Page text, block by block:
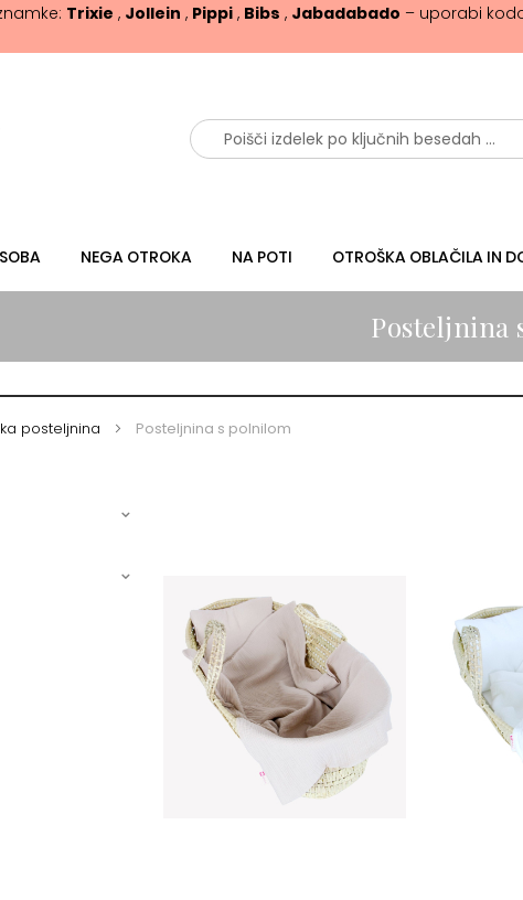
Trixie , Jollein , Pippi , Bibs , Jabadabado – uporabi
Išči
NEGA OTROKA NA POTI OTROŠKA OBLAČILA IN
Posteljnina
posteljnina Posteljnina s polnilom